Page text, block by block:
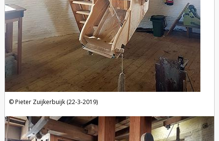
Pieter Zuijkerbuijk (22-3-2019)